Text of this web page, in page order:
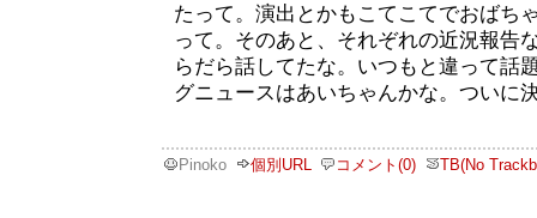
たって。演出とかもこてこてでおばち
って。そのあと、それぞれの近況報告
らだら話してたな。いつもと違って話
グニュースはあいちゃんかな。ついに
Pinoko 個別URL コメント(0) TB(No